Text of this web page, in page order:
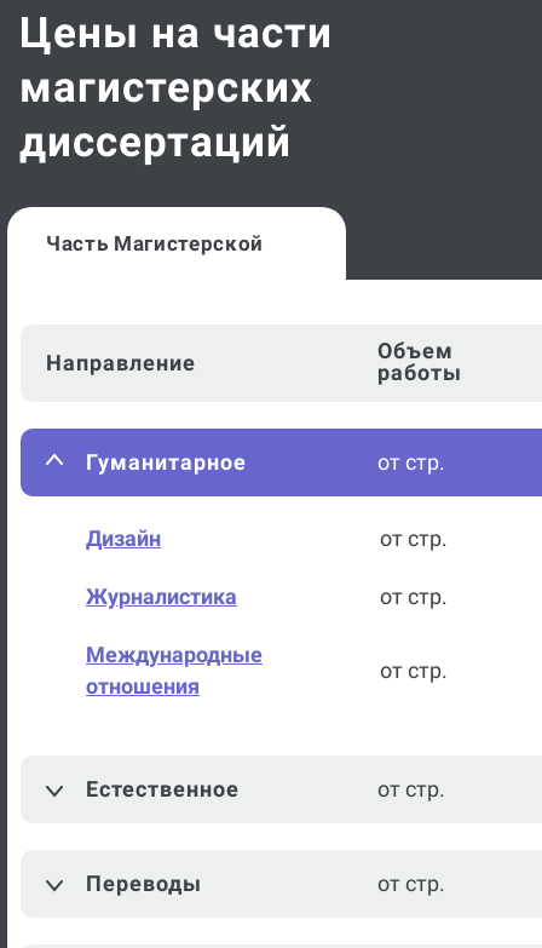
Цены на части
магистерских
диссертаций
Часть Магистерской
Направление
Объем
работы
Гуманитарное от стр.
Дизайн от стр.
Журналистика от стр.
Международные
отношения
от стр.
Логопедия от стр.
Естественное от стр.
Переводы от стр.